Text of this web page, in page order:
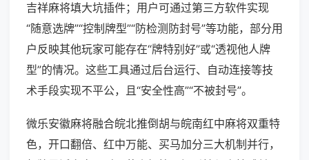
吉祥麻将填大坑插件；用户可通过第三方软件实现
“随意选牌”“控制牌型”“防检测防封号”等功能，部分用
户反映其他玩家可能存在“牌特别好”或“透视他人牌
型”的情况。这些工具通过后台运行、自动连接等技
术手段实现不平公，且“安全性高”“不被封号”。
微乐安徽麻将融合皖北推倒胡与皖南红中麻将双重特
色，开口翻倍、红中万能、买马加分三大机制并行，